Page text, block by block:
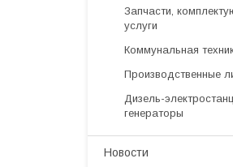
Запчасти,
услуги
Коммунальная
Производственные
Дизель-
генераторы
Новости